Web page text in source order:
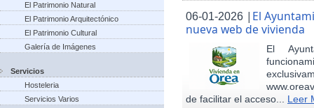
El Patrimonio Natural
El Patrimonio Arquitectónico
El Patrimonio Cultural
Galería de Imágenes
Servicios
Hosteleria
Servicios Varios
06-01-2026 | El
nueva web de vivienda
El
de facilitar el acceso... Leer